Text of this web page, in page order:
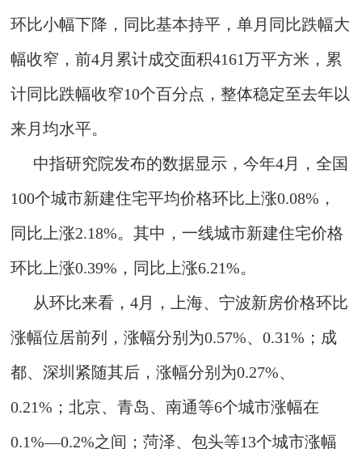
环比小幅下降，同比基本持平，单月同比跌幅大
幅收窄，前4月累计成交面积4161万平方米，累
计同比跌幅收窄10个百分点，整体稳定至去年以
来月均水平。
中指研究院发布的数据显示，今年4月，全国
100个城市新建住宅平均价格环比上涨0.08%，
同比上涨2.18%。其中，一线城市新建住宅价格
环比上涨0.39%，同比上涨6.21%。
从环比来看，4月，上海、宁波新房价格环比
涨幅位居前列，涨幅分别为0.57%、0.31%；成
都、深圳紧随其后，涨幅分别为0.27%、
0.21%；北京、青岛、南通等6个城市涨幅在
0.1%—0.2%之间；菏泽、包头等13个城市涨幅